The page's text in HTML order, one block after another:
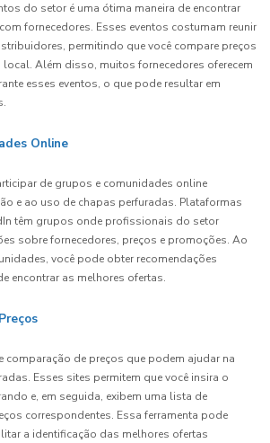
do setor é uma ótima maneira de encontrar
fornecedores. Esses eventos costumam reunir
permitindo que você compare preços
Além disso, muitos fornecedores oferecem
esses eventos, o que pode resultar em
Online
de grupos e comunidades online
e ao uso de chapas perfuradas. Plataformas
têm grupos onde profissionais do setor
sobre fornecedores, preços e promoções. Ao
você pode obter recomendações
encontrar as melhores ofertas.
comparação de preços que podem ajudar na
Esses sites permitem que você insira o
e, em seguida, exibem uma lista de
correspondentes. Essa ferramenta pode
a identificação das melhores ofertas